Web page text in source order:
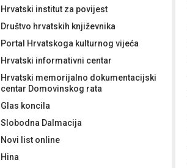
Hrvatski institut za povijest
Društvo hrvatskih književnika
Portal Hrvatskoga kulturnog vijeća
Hrvatski informativni centar
Hrvatski memorijalno dokumentacijski
centar Domovinskog rata
Glas koncila
Slobodna Dalmacija
Novi list online
Hina